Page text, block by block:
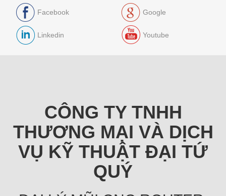
Facebook Google
Linkedin Youtube
CÔNG TY TNHH
THƯƠNG MẠI VÀ DỊCH
VỤ KỸ THUẬT ĐẠI TỨ
QUÝ